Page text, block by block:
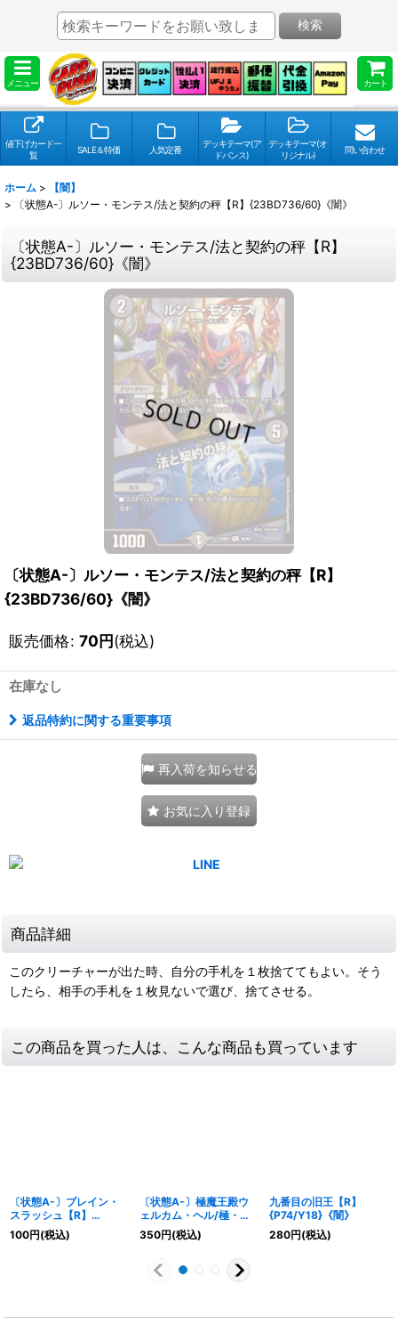
メニュー カート
検索
値下げカード一
覧
SALE＆特価 人気定番
デッキテーマ(ア
ドバンス)
デッキテーマ(オ
リジナル)
問い合わせ
ホーム >
【闇】
>
〔状態A-〕ルソー・モンテス/法と契約の秤【R】{23BD736/60}《闇》
〔状態A-〕ルソー・モンテス/法と契約の秤【R】
{23BD736/60}《闇》
〔状態A-〕ルソー・モンテス/法と契約の秤【R】
{23BD736/60}《闇》
販売価格: 70円(税込)
在庫なし
返品特約に関する重要事項
再入荷を知らせる
お気に入り登録
商品詳細
このクリーチャーが出た時、自分の手札を１枚捨ててもよい。そう
したら、相手の手札を１枚見ないで選び、捨てさせる。
この商品を買った人は、こんな商品も買っています
〔状態A-〕ブレイン・
スラッシュ【R】
{26SD1B9/13}《多》
100円(税込)
〔状態A-〕極魔王殿ウ
ェルカム・ヘル/極・魔
壊王デスゴロス【VIC】
{23RP1TR1b/TR9/23R
P1TR1a/TR9}《闇》
350円(税込)
九番目の旧王【R】
{P74/Y18}《闇》
280円(税込)